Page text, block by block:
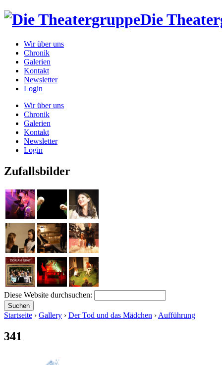
Die
Wir über uns
Chronik
Galerien
Kontakt
Newsletter
Login
Wir über uns
Chronik
Galerien
Kontakt
Newsletter
Login
Zufallsbilder
Diese Website durchsuchen:
Startseite › Gallery › Der Tod und das Mädchen › Aufführung
341